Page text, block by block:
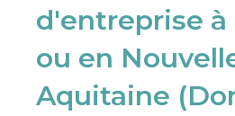
d'entreprise à
ou en
Aquitaine